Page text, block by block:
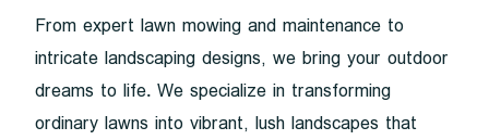
From expert lawn mowing and maintenance to
intricate landscaping designs, we bring your outdoor
dreams to life. We specialize in transforming
ordinary lawns into vibrant, lush landscapes that